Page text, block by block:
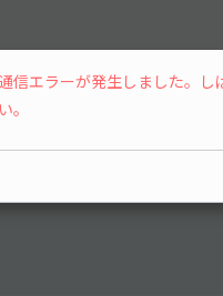
通信エラーが発生しました。
い。